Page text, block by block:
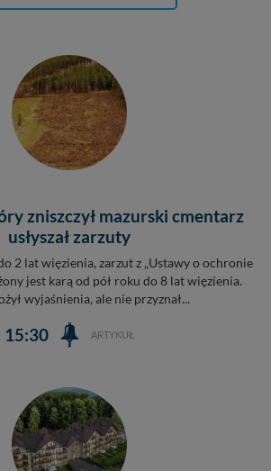
zniszczył mazurski cmentarz
usłyszał zarzuty
2 lat więzienia, zarzut z „Ustawy o ochronie
jest karą od pół roku do 8 lat więzienia.
wyjaśnienia, ale nie przyznał...
15:30 ARTYKUŁ